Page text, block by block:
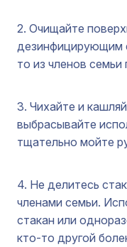
2. Очищайте
дезинфицирующим
то из членов семьи
3. Чихайте и
выбрасывайте
тщательно мойте
4. Не делитесь
членами семьи.
стакан или
кто-то другой